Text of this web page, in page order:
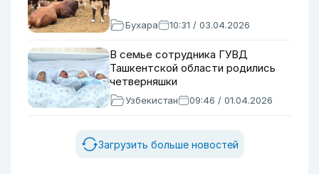
Бухара 10:31 / 03.04.2026
В семье сотрудника ГУВД
Ташкентской области родились
четверняшки
Узбекистан 09:46 / 01.04.2026
Загрузить больше новостей